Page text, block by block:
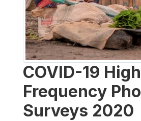
COVID-19 High
Frequency
Surveys 2020